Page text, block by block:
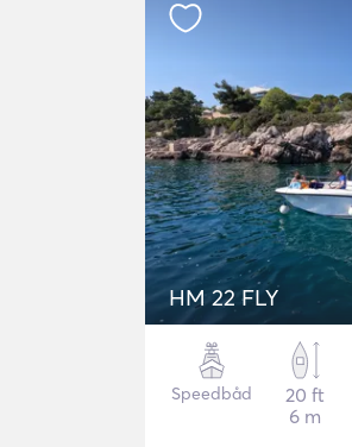
HM 22 FLY
Speedbåd
20 ft
6 m